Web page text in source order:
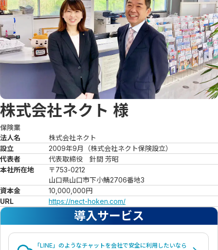
株式会社ネクト 様
保険業
法人名
株式会社ネクト
設立
2009年9月（株式会社ネクト保険設立）
代表者
代表取締役　針間 芳昭
本社所在地
〒753-0212
山口県山口市下小鯖2706番地3
資本金
10,000,000円
URL
https://nect-hoken.com/
導入サービス
「LINE」のようなチャットを会社で安全に利用したいなら